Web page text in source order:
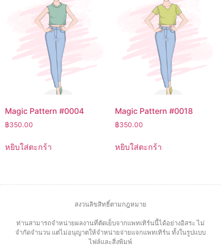
Magic Pattern #0004
฿350.00
หยิบใส่ตะกร้า
Magic Pattern #0018
฿350.00
หยิบใส่ตะกร้า
สงวนลิขสิทธิ์ตามกฎหมาย
ท่านสามารถจำหน่ายผลงานที่ตัดเย็บจากแพทเทิร์นนี้ได้อย่างอิสระ ไม่
จำกัดจำนวน แต่ไม่อนุญาตให้จำหน่ายจ่ายแจกแพทเทิร์น ทั้งในรูปแบบ
ไฟล์และสิ่งพิมพ์